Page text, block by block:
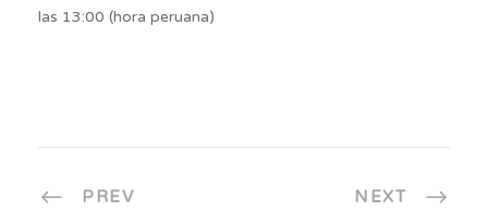
las 13:00 (hora peruana)
PREV NEXT